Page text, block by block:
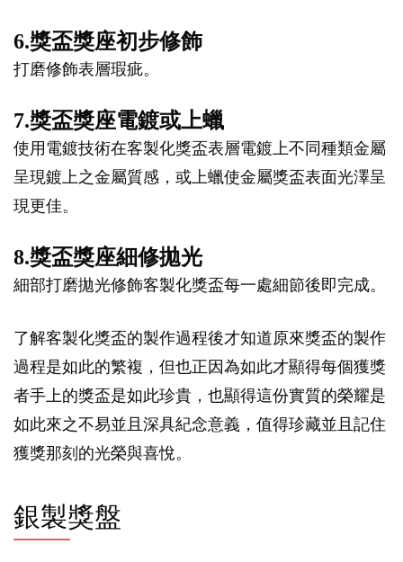
6.獎盃獎座初步修飾
打磨修飾表層瑕疵。
7.獎盃獎座電鍍或上蠟
使用電鍍技術在客製化獎盃表層電鍍上不同種類金屬
呈現鍍上之金屬質感，或上蠟使金屬獎盃表面光澤呈
現更佳。
8.獎盃獎座細修拋光
細部打磨拋光修飾客製化獎盃每一處細節後即完成。
了解客製化獎盃的製作過程後才知道原來獎盃的製作
過程是如此的繁複，但也正因為如此才顯得每個獲獎
者手上的獎盃是如此珍貴，也顯得這份實質的榮耀是
如此來之不易並且深具紀念意義，值得珍藏並且記住
獲獎那刻的光榮與喜悅。
銀製獎盤